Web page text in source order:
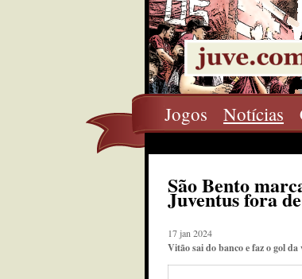
Jogos Notícias
São Bento
Juventus fora
17 jan 2024
Vitão sai do banco e faz o gol